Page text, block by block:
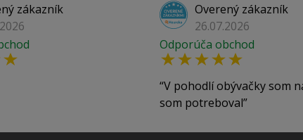
zákazník
Overený zákazník
26.07.2026
Odporúča obchod
V pohodlí obývačky som
som potreboval